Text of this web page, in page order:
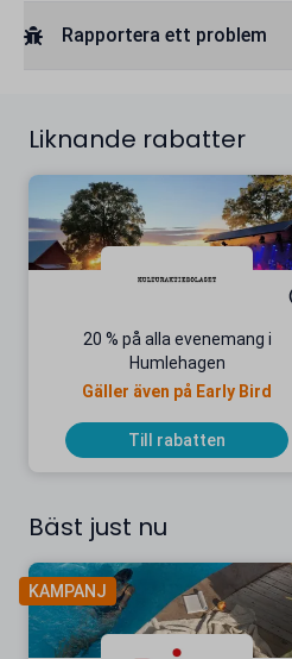
Rapportera ett problem
Liknande rabatter
20 % på alla evenemang i
Humlehagen
Gäller även på Early Bird
Till rabatten
Bäst just nu
KAMPANJ